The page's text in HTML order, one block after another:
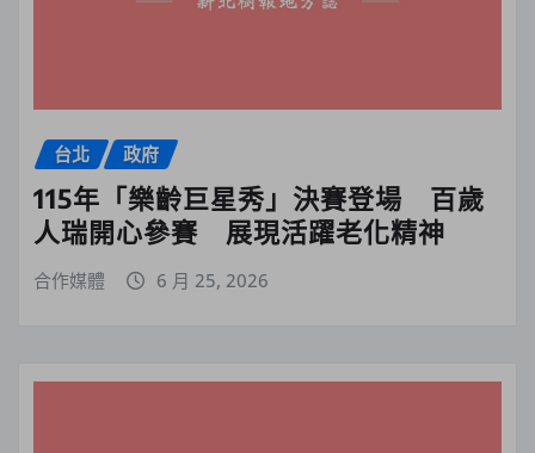
台北 政府
115年「樂齡巨星秀」決賽登場 百歲
人瑞開心參賽 展現活躍老化精神
合作媒體 6 月 25, 2026